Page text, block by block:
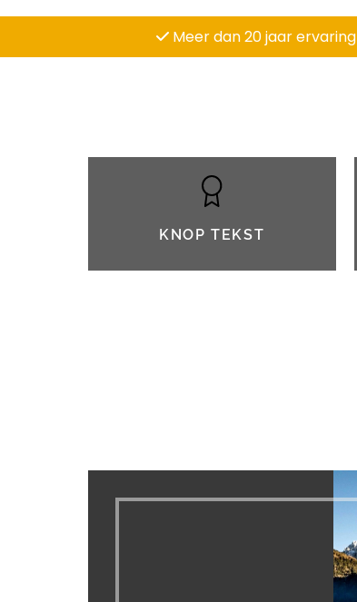
Meer dan 20 jaar ervaring
KNOP TEKST